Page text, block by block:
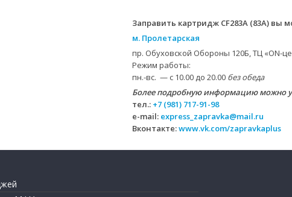
Заправить картридж CF283A (83A)
м. Пролетарская
пр. Обуховской Обороны 120Б, ТЦ «ON-
Режим работы:
пн.-вс. — с 10.00 до 20.00 без обеда
Более подробную информацию можно
тел.: +7 (981) 717-91-98
e-mail: express_zapravka@mail.ru
Вконтакте:www.vk.com/zapravkaplus